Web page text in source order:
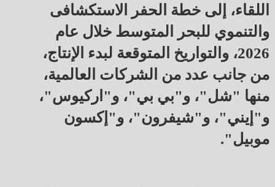
اللقاء، إلى خطة الحفر الاستكشافى
والتنموي للبحر المتوسط خلال عام
2026، والتواريخ المتوقعة لبدء الإنتاج،
من جانب عدد من الشركات العالمية،
منها "شل"، و"بي بي"، و"اركيوس"،
و"إيني"، و"شيفرون"، و"إكسون
موبيل".